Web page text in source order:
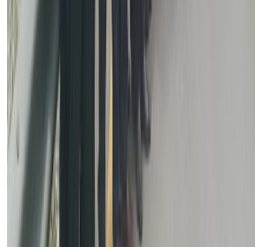
४५ डलर मुल्यको टिसर्ट र ४० डलरकाे टोपी
भएको थियो । जसमा रनजे फाउण्डेसनले २ सय
६४१ डलर जम्मा भएको थियो ।
विनर सर्कल फेसबुक ग्रुपमा ३ हजार युवा
जानकारी दिए ।
चार महिनाअघि गठित यो समुहले सिड्नीका नेपाली
कार्यमा अभिप्रेरित गर्दै आएको छ ।